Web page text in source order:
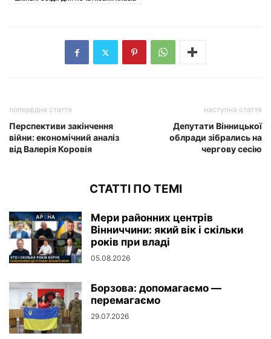
попередня стаття
Перспективи закінчення
війни: економічний аналіз
від Валерія Коровія
наступна стаття
Депутати Вінницької
облради зібрались на
чергову сесію
СТАТТІ ПО ТЕМІ
Мери районних центрів
Вінниччини: який вік і скільки
років при владі
05.08.2026
Борзова: допомагаємо —
перемагаємо
29.07.2026